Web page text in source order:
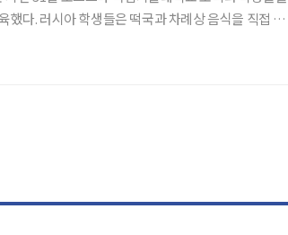
했다. 러시아 학생들은 떡국과 차례상 음식을 직접 준